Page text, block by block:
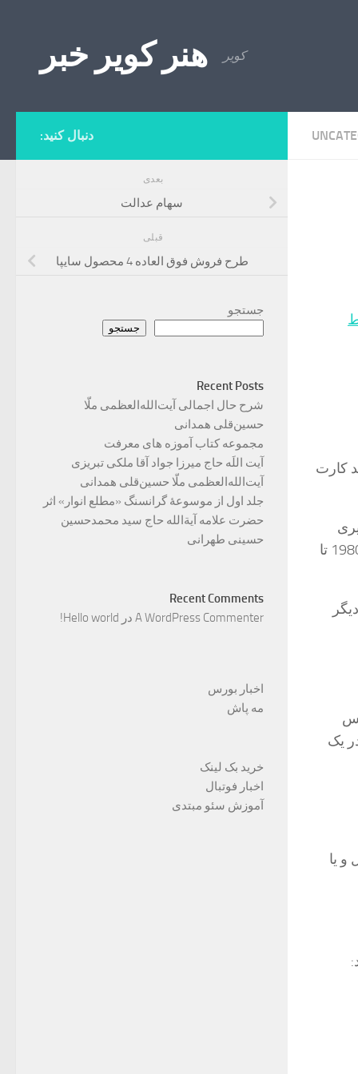
هنر کویر خبر کویر
کارت
پرواز کرد. سفر هوایی در دهه های اخیر بسیار افزایش یافت ، اما این آمار از سال 1980 تا
یک
و یا
دنبال کنید:
بعدی
سهام عدالت
قبلی
طرح فروش فوق العاده 4 محصول سایپا
جستجو
جستجو
Recent Posts
شرح حال اجمالی آیت‌الله‌العظمی ملّا
حسین‌قلی همدانی
مجموعه کتاب آموزه های معرفت
آیت اللَه حاج میرزا جواد آقا ملکی تبریزی
آیت‌الله‌العظمی ملّا حسین‌قلی همدانی
جلد اول از موسوعۀ گرانسنگ «مطلع انوار» اثر
حضرت علامه آیة‌الله حاج سید محمدحسین
حسینی طهرانی
Recent Comments
A WordPress Commenter در Hello world!
اخبار بورس
مه پاش
خرید بک لینک
اخبار فوتبال
آموزش سئو مبتدی